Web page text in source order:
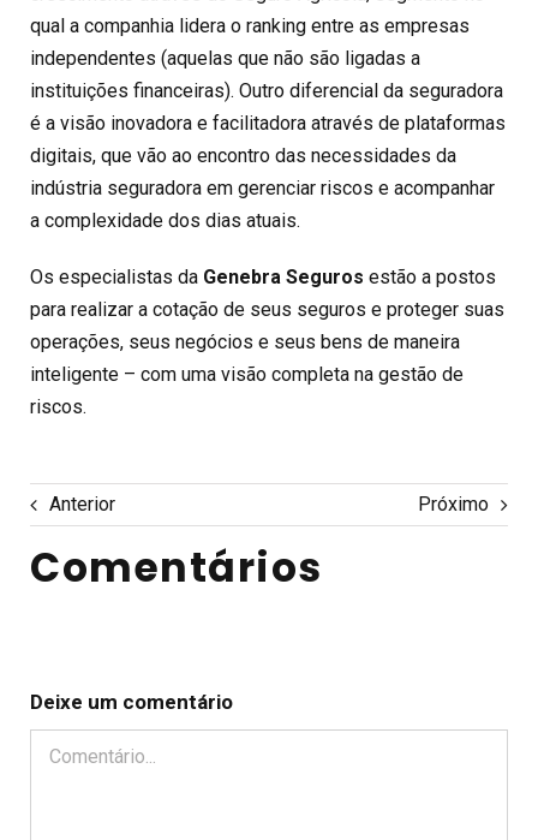
qual a companhia lidera o ranking entre as empresas
independentes (aquelas que não são ligadas a
instituições financeiras). Outro diferencial da seguradora
é a visão inovadora e facilitadora através de plataformas
digitais, que vão ao encontro das necessidades da
indústria seguradora em gerenciar riscos e acompanhar
a complexidade dos dias atuais.
Os especialistas da Genebra Seguros estão a postos
para realizar a cotação de seus seguros e proteger suas
operações, seus negócios e seus bens de maneira
inteligente – com uma visão completa na gestão de
riscos.
Anterior Próximo
Comentários
Deixe um comentário
Comentário